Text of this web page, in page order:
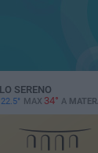
SERENO
22.5° MAX 34° A